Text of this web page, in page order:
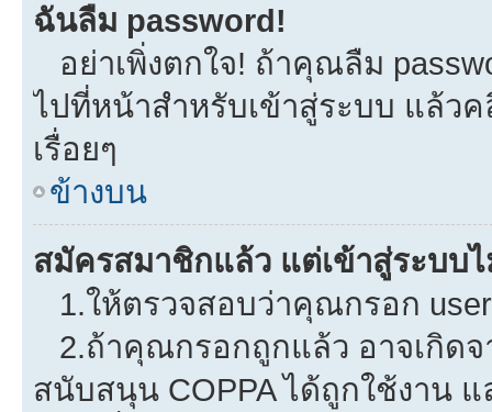
ฉันลืม password!
อย่าเพิ่งตกใจ! ถ้าคุณลืม
ไปที่หน้าสำหรับเข้าสู่ระบบ แล้ว
เรื่อยๆ
ข้างบน
สมัครสมาชิกแล้ว แต่เข้าสู่ระบบ
1.ให้ตรวจสอบว่าคุณกรอก
2.ถ้าคุณกรอกถูกแล้ว อาจเกิดจ
สนับสนุน COPPA ได้ถูกใช้งาน